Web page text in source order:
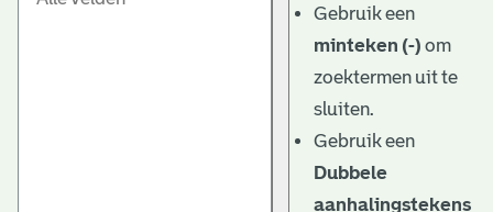
Gebruik een
minteken (-) om
zoektermen uit te
sluiten.
Gebruik een
Dubbele
aanhalingstekens